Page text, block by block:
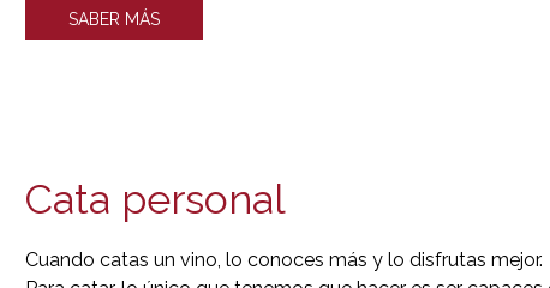
SABER MÁS
Cata personal
Cuando catas un vino, lo conoces más y lo disfrutas mejor.